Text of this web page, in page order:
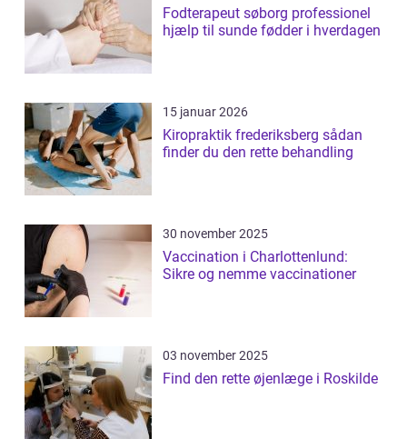
Fodterapeut søborg professionel
hjælp til sunde fødder i hverdagen
15 januar 2026
Kiropraktik frederiksberg sådan
finder du den rette behandling
30 november 2025
Vaccination i Charlottenlund:
Sikre og nemme vaccinationer
03 november 2025
Find den rette øjenlæge i Roskilde